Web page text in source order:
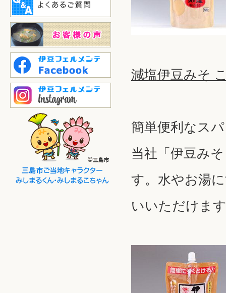
減塩伊豆みそ
簡単便利なス
当社「伊豆み
す。水やお湯
いいただけま